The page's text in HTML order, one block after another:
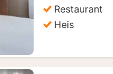
Restaurant
Heis